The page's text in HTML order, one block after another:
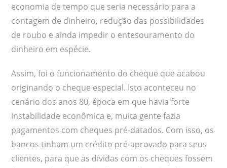
economia de tempo que seria necessário para a
contagem de dinheiro, redução das possibilidades
de roubo e ainda impedir o entesouramento do
dinheiro em espécie.
Assim, foi o funcionamento do cheque que acabou
originando o cheque especial. Isto aconteceu no
cenário dos anos 80, época em que havia forte
instabilidade econômica e, muita gente fazia
pagamentos com cheques pré-datados. Com isso, os
bancos tinham um crédito pré-aprovado para seus
clientes, para que as dívidas com os cheques fossem